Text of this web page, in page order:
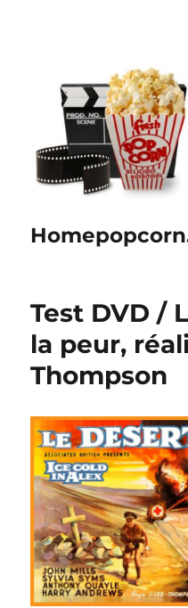
Test DVD /
la peur,
Thompson